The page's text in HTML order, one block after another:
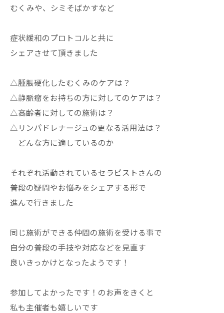
むくみや、シミそばかすなど
症状緩和のプロトコルと共に
シェアさせて頂きました
△腫脹硬化したむくみのケアは？
△静脈瘤をお持ちの方に対してのケアは？
△高齢者に対しての施術は？
△リンパドレナージュの更なる活用法は？
どんな方に適しているのか
それぞれ活動されているセラピストさんの
普段の疑問やお悩みをシェアする形で
進んで行きました
同じ施術ができる仲間の施術を受ける事で
自分の普段の手技や対応などを見直す
良いきっかけとなったようです！
参加してよかったです！のお声をきくと
私も主催者も嬉しいです